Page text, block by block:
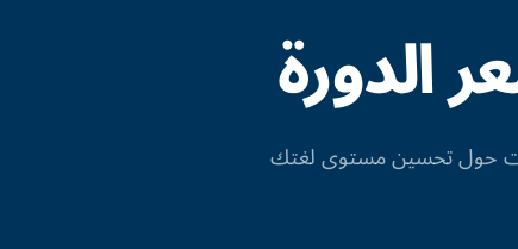
حول تحسين مستوى لغتك